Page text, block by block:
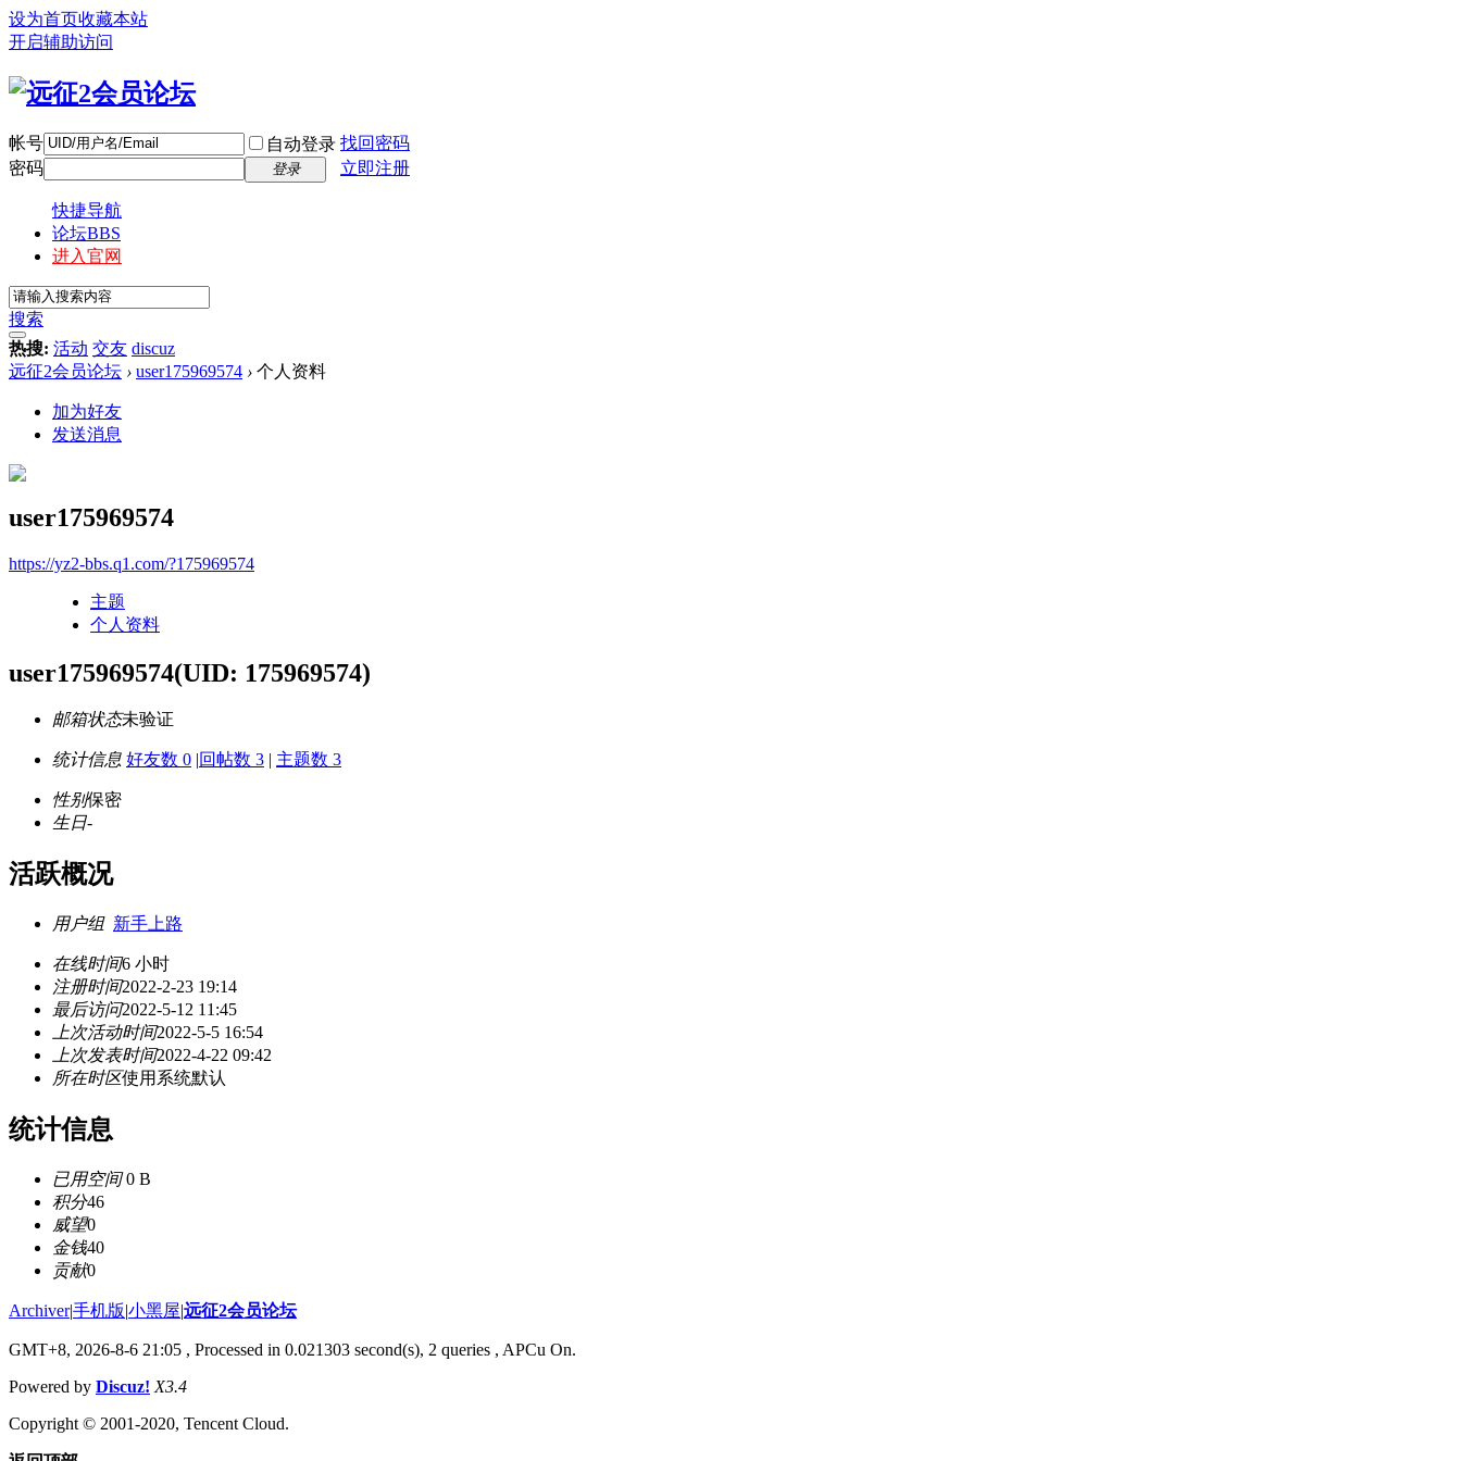
设为首页收藏本站
开启辅助访问
帐号 自动登录 找回密码
密码
登录 立即注册
快捷导航
论坛BBS
进入官网
搜索
热搜: 活动 交友 discuz
远征2会员论坛 › user175969574 › 个人资料
加为好友
发送消息
user175969574
https://yz2-bbs.q1.com/?175969574
主题
个人资料
user175969574(UID: 175969574)
邮箱状态未验证
统计信息 好友数 0 |回帖数 3 | 主题数 3
性别保密
生日-
活跃概况
用户组 新手上路
在线时间6 小时
注册时间2022-2-23 19:14
最后访问2022-5-12 11:45
上次活动时间2022-5-5 16:54
上次发表时间2022-4-22 09:42
所在时区使用系统默认
统计信息
已用空间0 B
积分46
威望0
金钱40
贡献0
Archiver|手机版|小黑屋|远征2会员论坛
GMT+8, 2026-8-6 21:05 , Processed in 0.021303 second(s), 2 queries , APCu On.
Powered by Discuz! X3.4
Copyright © 2001-2020, Tencent Cloud.